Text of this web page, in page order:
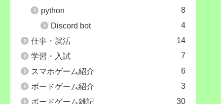
python
8
Discord bot
4
仕事・就活
14
学習・入試
7
スマホゲーム紹介
6
ボードゲーム紹介
3
ボードゲーム雑記
30